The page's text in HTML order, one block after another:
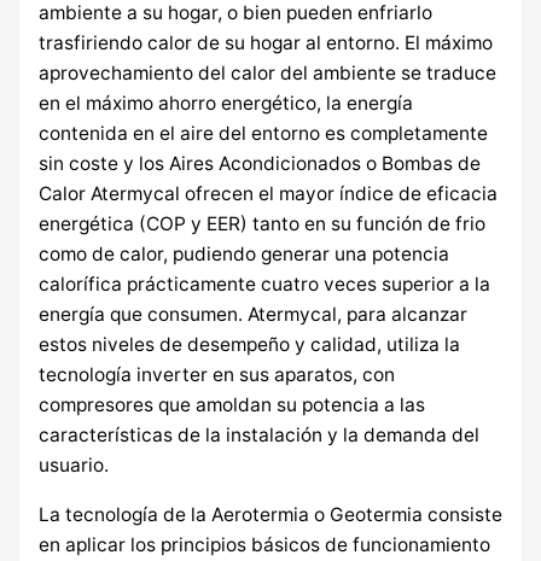
ambiente a su hogar, o bien pueden enfriarlo
trasfiriendo calor de su hogar al entorno. El máximo
aprovechamiento del calor del ambiente se traduce
en el máximo ahorro energético, la energía
contenida en el aire del entorno es completamente
sin coste y los Aires Acondicionados o Bombas de
Calor Atermycal ofrecen el mayor índice de eficacia
energética (COP y EER) tanto en su función de frio
como de calor, pudiendo generar una potencia
calorífica prácticamente cuatro veces superior a la
energía que consumen. Atermycal, para alcanzar
estos niveles de desempeño y calidad, utiliza la
tecnología inverter en sus aparatos, con
compresores que amoldan su potencia a las
características de la instalación y la demanda del
usuario.
La tecnología de la Aerotermia o Geotermia consiste
en aplicar los principios básicos de funcionamiento